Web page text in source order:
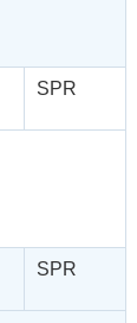
SPR
SPR